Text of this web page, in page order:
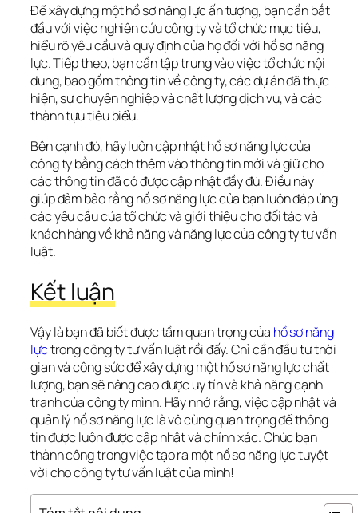
Để xây dựng một hồ sơ năng lực ấn tượng, bạn cần bắt
đầu với việc nghiên cứu công ty và tổ chức mục tiêu,
hiểu rõ yêu cầu và quy định của họ đối với hồ sơ năng
lực. Tiếp theo, bạn cần tập trung vào việc tổ chức nội
dung, bao gồm thông tin về công ty, các dự án đã thực
hiện, sự chuyên nghiệp và chất lượng dịch vụ, và các
thành tựu tiêu biểu.
Bên cạnh đó, hãy luôn cập nhật hồ sơ năng lực của
công ty bằng cách thêm vào thông tin mới và giữ cho
các thông tin đã có được cập nhật đầy đủ. Điều này
giúp đảm bảo rằng hồ sơ năng lực của bạn luôn đáp ứng
các yêu cầu của tổ chức và giới thiệu cho đối tác và
khách hàng về khả năng và năng lực của công ty tư vấn
luật.
Kết luận
Vậy là bạn đã biết được tầm quan trọng của hồ sơ năng
lực trong công ty tư vấn luật rồi đấy. Chỉ cần đầu tư thời
gian và công sức để xây dựng một hồ sơ năng lực chất
lượng, bạn sẽ nâng cao được uy tín và khả năng cạnh
tranh của công ty mình. Hãy nhớ rằng, việc cập nhật và
quản lý hồ sơ năng lực là vô cùng quan trọng để thông
tin được luôn được cập nhật và chính xác. Chúc bạn
thành công trong việc tạo ra một hồ sơ năng lực tuyệt
vời cho công ty tư vấn luật của mình!